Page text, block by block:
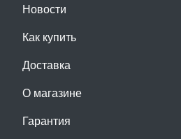
Новости
Как купить
Доставка
О магазине
Гарантия